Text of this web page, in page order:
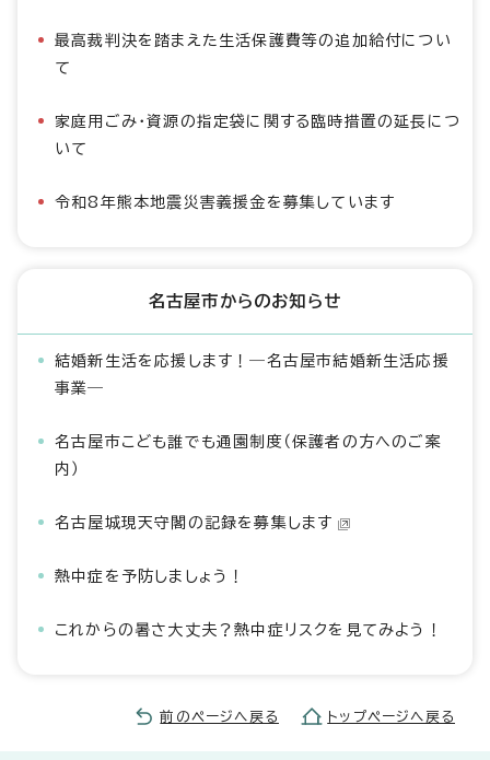
最高裁判決を踏まえた生活保護費等の追加給付につい
て
家庭用ごみ・資源の指定袋に関する臨時措置の延長につ
いて
令和8年熊本地震災害義援金を募集しています
名古屋市からのお知らせ
結婚新生活を応援します！―名古屋市結婚新生活応援
事業―
名古屋市こども誰でも通園制度（保護者の方へのご案
内）
名古屋城現天守閣の記録を募集します
熱中症を予防しましょう！
これからの暑さ大丈夫？熱中症リスクを見てみよう！
前のページへ戻る トップページへ戻る